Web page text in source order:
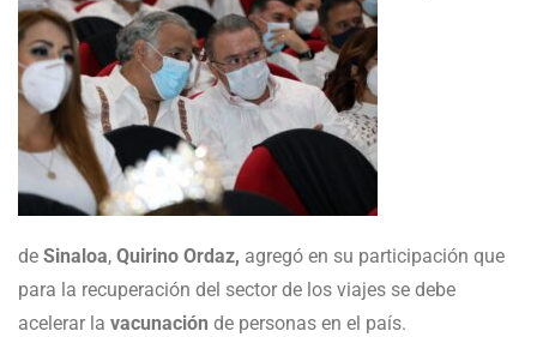
de Sinaloa, Quirino Ordaz, agregó en su participación que
para la recuperación del sector de los viajes se debe
acelerar la vacunación de personas en el país.